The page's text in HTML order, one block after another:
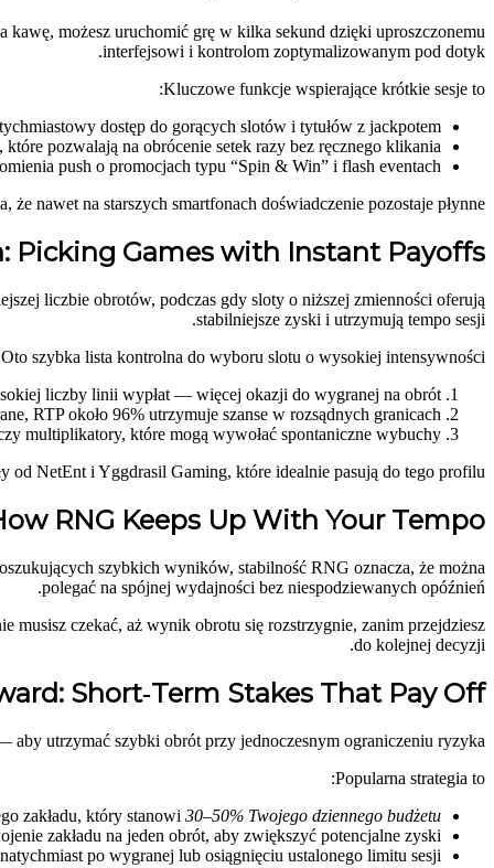
kawę, możesz uruchomić grę w kilka sekund dzięki uproszczonemu
interfejsowi i kontrolom zoptymalizowanym pod dotyk.
Kluczowe funkcje wspierające krótkie sesje to:
dostęp do gorących slotów i tytułów z jackpotem
które pozwalają na obrócenie setek razy bez ręcznego klikania
push o promocjach typu “Spin & Win” i flash eventach
nawet na starszych smartfonach doświadczenie pozostaje płynne.
Picking Games with Instant Payoffs
liczbie obrotów, podczas gdy sloty o niższej zmienności oferują
stabilniejsze zyski i utrzymują tempo sesji.
Oto szybka lista kontrolna do wyboru slotu o wysokiej intensywności:
liczby linii wypłat — więcej okazji do wygranej na obrót.
RTP około 96% utrzymuje szanse w rozsądnych granicach.
multiplikatory, które mogą wywołać spontaniczne wybuchy.
od NetEnt i Yggdrasil Gaming, które idealnie pasują do tego profilu.
RNG Keeps Up With Your Tempo
szybkich wyników, stabilność RNG oznacza, że można
polegać na spójnej wydajności bez niespodziewanych opóźnień.
czekać, aż wynik obrotu się rozstrzygnie, zanim przejdziesz
do kolejnej decyzji.
Short‑Term Stakes That Pay Off
utrzymać szybki obrót przy jednoczesnym ograniczeniu ryzyka.
Popularna strategia to:
zakładu, który stanowi 30–50% Twojego dziennego budżetu
zakładu na jeden obrót, aby zwiększyć potencjalne zyski.
po wygranej lub osiągnięciu ustalonego limitu sesji.